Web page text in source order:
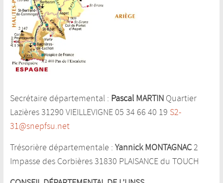
Secrétaire départemental : Pascal MARTIN Quartier
Lazières 31290 VIEILLEVIGNE 05 34 66 40 19 S2-
31@snepfsu.net
Trésorière départementale : Yannick MONTAGNAC2
Impasse des Corbières 31830 PLAISANCE du TOUCH